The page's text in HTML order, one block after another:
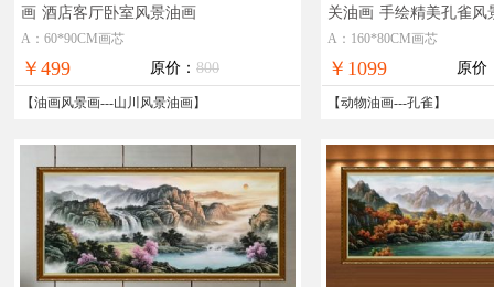
画 酒店客厅卧室风景油画
A：60*90CM画芯
￥499 原价： 800
【油画风景画---山川风景油画】
关油画 手绘精美孔雀风
A：160*80CM画芯
￥1099 原价
【动物油画---孔雀 】